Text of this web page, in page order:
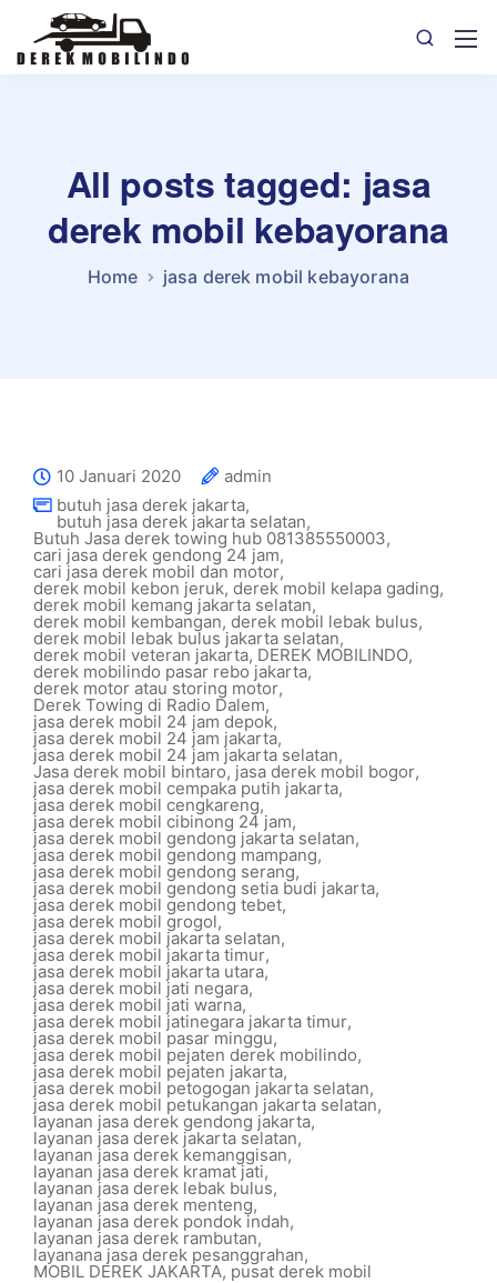
All posts tagged: jasa
derek mobil kebayorana
Home jasa derek mobil kebayorana
10 Januari 2020
admin
butuh jasa derek jakarta,
butuh jasa derek jakarta selatan,
Butuh Jasa derek towing hub 081385550003,
cari jasa derek gendong 24 jam,
cari jasa derek mobil dan motor,
derek mobil kebon jeruk, derek mobil kelapa gading,
derek mobil kemang jakarta selatan,
derek mobil kembangan, derek mobil lebak bulus,
derek mobil lebak bulus jakarta selatan,
derek mobil veteran jakarta, DEREK MOBILINDO,
derek mobilindo pasar rebo jakarta,
derek motor atau storing motor,
Derek Towing di Radio Dalem,
jasa derek mobil 24 jam depok,
jasa derek mobil 24 jam jakarta,
jasa derek mobil 24 jam jakarta selatan,
Jasa derek mobil bintaro, jasa derek mobil bogor,
jasa derek mobil cempaka putih jakarta,
jasa derek mobil cengkareng,
jasa derek mobil cibinong 24 jam,
jasa derek mobil gendong jakarta selatan,
jasa derek mobil gendong mampang,
jasa derek mobil gendong serang,
jasa derek mobil gendong setia budi jakarta,
jasa derek mobil gendong tebet,
jasa derek mobil grogol,
jasa derek mobil jakarta selatan,
jasa derek mobil jakarta timur,
jasa derek mobil jakarta utara,
jasa derek mobil jati negara,
jasa derek mobil jati warna,
jasa derek mobil jatinegara jakarta timur,
jasa derek mobil pasar minggu,
jasa derek mobil pejaten derek mobilindo,
jasa derek mobil pejaten jakarta,
jasa derek mobil petogogan jakarta selatan,
jasa derek mobil petukangan jakarta selatan,
layanan jasa derek gendong jakarta,
layanan jasa derek jakarta selatan,
layanan jasa derek kemanggisan,
layanan jasa derek kramat jati,
layanan jasa derek lebak bulus,
layanan jasa derek menteng,
layanan jasa derek pondok indah,
layanan jasa derek rambutan,
layanana jasa derek pesanggrahan,
MOBIL DEREK JAKARTA, pusat derek mobil